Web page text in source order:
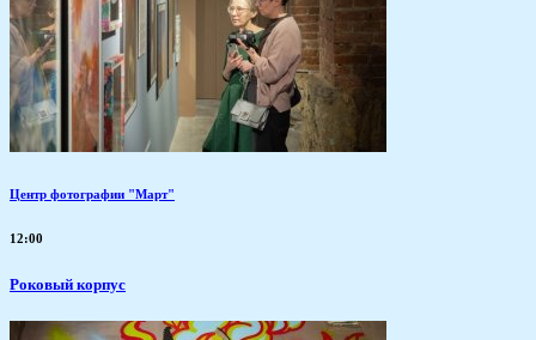
Центр фотографии "Март"
12:00
Роковый корпус